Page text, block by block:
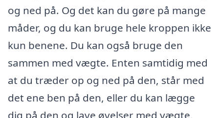
og ned på. Og det kan du gøre på mange
måder, og du kan bruge hele kroppen ikke
kun benene. Du kan også bruge den
sammen med vægte. Enten samtidig med
at du træder op og ned på den, står med
det ene ben på den, eller du kan lægge
dig på den og lave øvelser med vægte,